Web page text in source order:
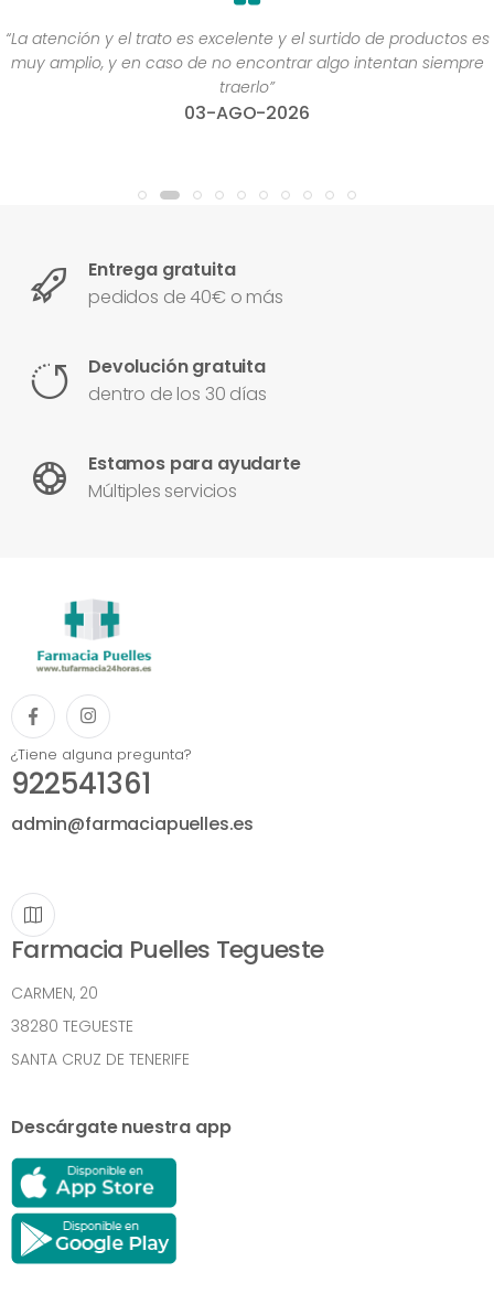
“La atención y el trato es excelente y el surtido de productos es
muy amplio, y en caso de no encontrar algo intentan siempre
traerlo”
03-AGO-2026
Entrega gratuita
pedidos de 40€ o más
Devolución gratuita
dentro de los 30 días
Estamos para ayudarte
Múltiples servicios
¿Tiene alguna pregunta?
922541361
admin@farmaciapuelles.es
Farmacia Puelles Tegueste
CARMEN, 20
38280 TEGUESTE
SANTA CRUZ DE TENERIFE
Descárgate nuestra app